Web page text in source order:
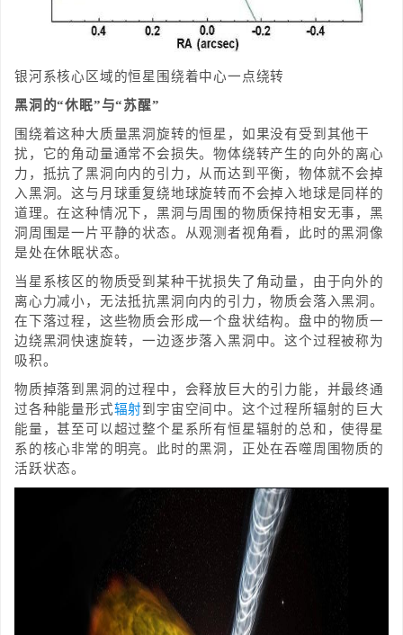
银河系核心区域的恒星围绕着中心一点绕转
黑洞的“休眠”与“苏醒”
围绕着这种大质量黑洞旋转的恒星，如果没有受到其他干
扰，它的角动量通常不会损失。物体绕转产生的向外的离心
力，抵抗了黑洞向内的引力，从而达到平衡，物体就不会掉
入黑洞。这与月球重复绕地球旋转而不会掉入地球是同样的
道理。在这种情况下，黑洞与周围的物质保持相安无事，黑
洞周围是一片平静的状态。从观测者视角看，此时的黑洞像
是处在休眠状态。
当星系核区的物质受到某种干扰损失了角动量，由于向外的
离心力减小，无法抵抗黑洞向内的引力，物质会落入黑洞。
在下落过程，这些物质会形成一个盘状结构。盘中的物质一
边绕黑洞快速旋转，一边逐步落入黑洞中。这个过程被称为
吸积。
物质掉落到黑洞的过程中，会释放巨大的引力能，并最终通
过各种能量形式辐射到宇宙空间中。这个过程所辐射的巨大
能量，甚至可以超过整个星系所有恒星辐射的总和，使得星
系的核心非常的明亮。此时的黑洞，正处在吞噬周围物质的
活跃状态。